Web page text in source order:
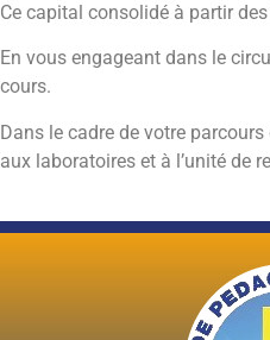
Ce capital consolidé à partir
En vous engageant dans le
cours.
Dans le cadre de votre
aux laboratoires et à l’unité de